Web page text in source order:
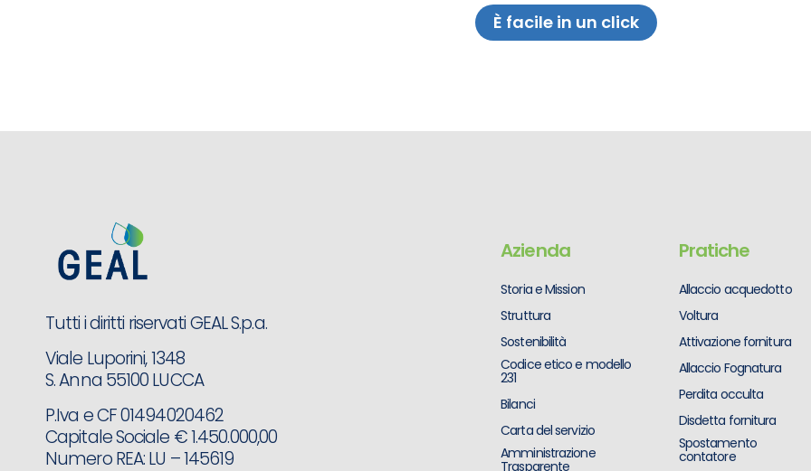
È facile in un click
Tutti i diritti riservati GEAL S.p.a.
Viale Luporini, 1348
S. Anna 55100 LUCCA
P.Iva e CF 01494020462
Capitale Sociale € 1.450.000,00
Numero REA: LU – 145619
Azienda
Storia e Mission
Struttura
Sostenibilità
Codice etico e modello
231
Bilanci
Carta del servizio
Amministrazione
Trasparente
Pratiche
Allaccio acquedotto
Voltura
Attivazione fornitura
Allaccio Fognatura
Perdita occulta
Disdetta fornitura
Spostamento
contatore